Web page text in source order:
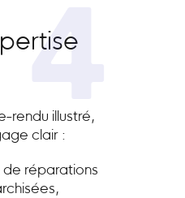
4
rendu illustré,
clair :
de réparations